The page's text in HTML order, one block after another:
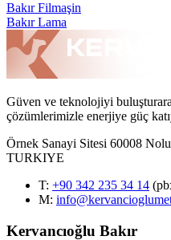
Bakır Filmaşin
Bakır Lama
Güven ve teknolojiyi
çözümlerimizle enerjiye güç
Örnek Sanayi Sitesi 60008
TURKIYE
T: +90 342 235 34 14
M:
Kervancıoğlu Bakır